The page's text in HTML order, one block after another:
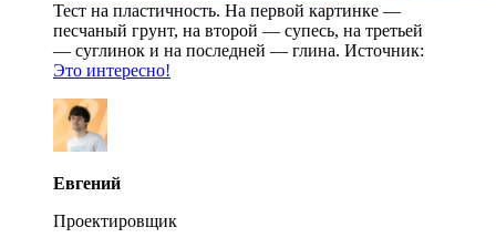
Тест на пластичность. На первой картинке —
песчаный грунт, на второй — супесь, на третьей
— суглинок и на последней — глина. Источник:
Это интересно!
Евгений
Проектировщик